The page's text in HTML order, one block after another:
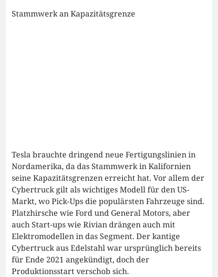
Stammwerk an Kapazitätsgrenze
Tesla brauchte dringend neue Fertigungslinien in
Nordamerika, da das Stammwerk in Kalifornien
seine Kapazitätsgrenzen erreicht hat. Vor allem der
Cybertruck gilt als wichtiges Modell für den US-
Markt, wo Pick-Ups die populärsten Fahrzeuge sind.
Platzhirsche wie Ford und General Motors, aber
auch Start-ups wie Rivian drängen auch mit
Elektromodellen in das Segment. Der kantige
Cybertruck aus Edelstahl war ursprünglich bereits
für Ende 2021 angekündigt, doch der
Produktionsstart verschob sich.